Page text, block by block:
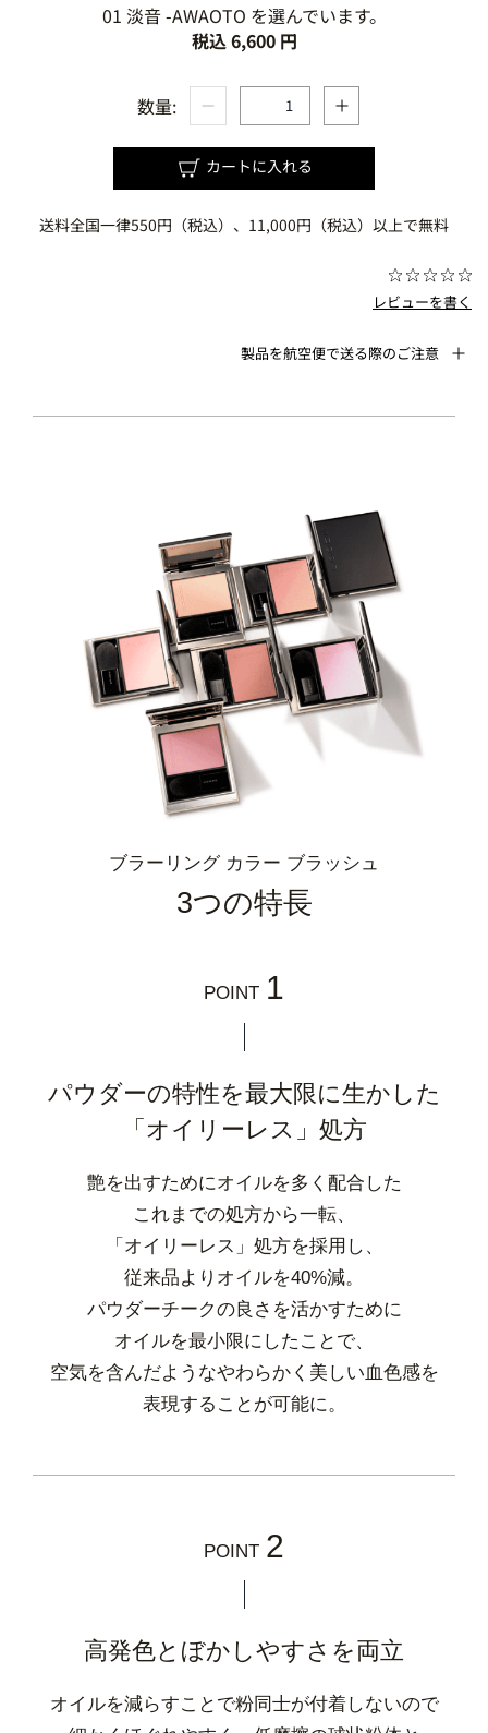
01 淡音 -AWAOTO を選んでいます。
税込 6,600 円
数量:
カートに入れる
送料全国一律550円（税込）、11,000円（税込）以上で無料
レビューを書く
製品を航空便で送る際のご注意
ブラーリング カラー ブラッシュ
3つの特長
POINT 1
パウダーの特性を最大限に生かした
「オイリーレス」処方
艶を出すためにオイルを多く配合した
これまでの処方から一転、
「オイリーレス」処方を採用し、
従来品よりオイルを40%減。
パウダーチークの良さを活かすために
オイルを最小限にしたことで、
空気を含んだようなやわらかく美しい血色感を
表現することが可能に。
POINT 2
高発色とぼかしやすさを両立
オイルを減らすことで粉同士が付着しないので